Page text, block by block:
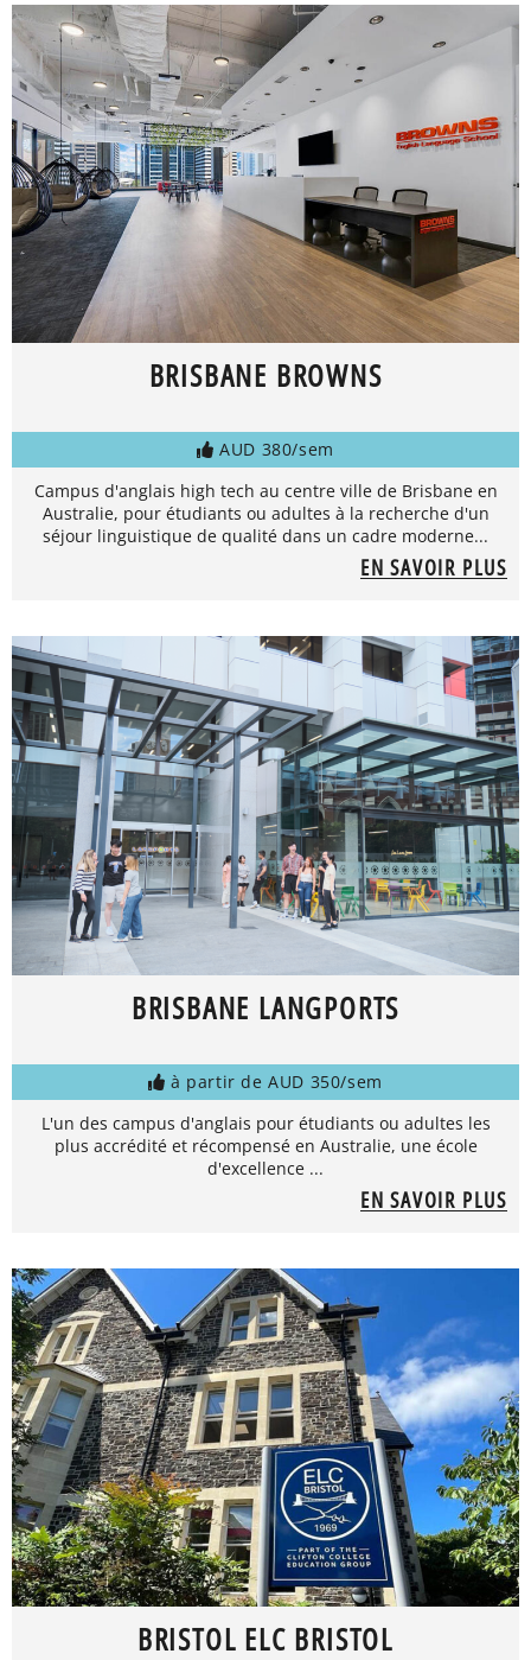
BRISBANE BROWNS
AUD 380/sem
Campus d'anglais high tech au centre ville de Brisbane en
Australie, pour étudiants ou adultes à la recherche d'un
séjour linguistique de qualité dans un cadre moderne...
EN SAVOIR PLUS
BRISBANE LANGPORTS
à partir de AUD 350/sem
L'un des campus d'anglais pour étudiants ou adultes les
plus accrédité et récompensé en Australie, une école
d'excellence ...
EN SAVOIR PLUS
BRISTOL ELC BRISTOL